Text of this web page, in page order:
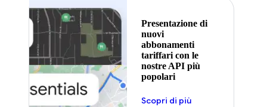
Presentazione di
nuovi
abbonamenti
tariffari con le
nostre API più
popolari
Scopri di più